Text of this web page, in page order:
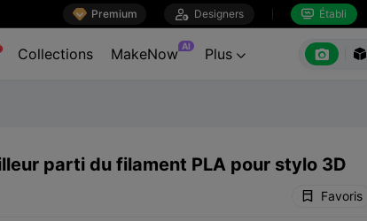
 Premium  Designers  Établi
Collections MakeNow AI Plus   
parti du filament PLA pour stylo 3D
Favoris